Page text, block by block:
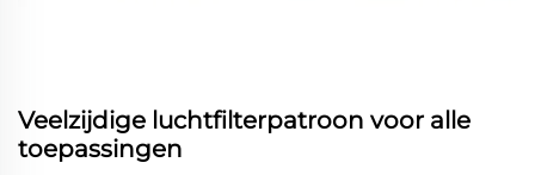
Veelzijdige luchtfilterpatroon voor alle
toepassingen